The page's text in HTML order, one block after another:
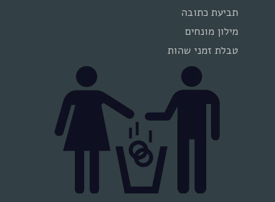
תביעת כתובה
מילון מונחים
טבלת זמני שהות